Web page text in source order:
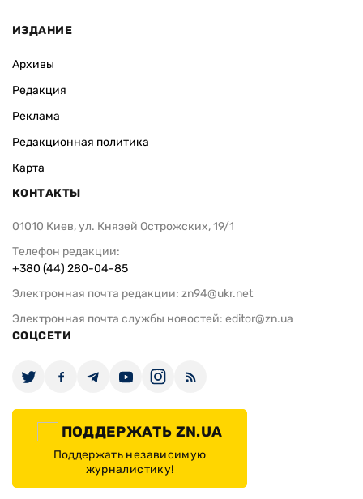
ИЗДАНИЕ
Архивы
Редакция
Реклама
Редакционная политика
Карта
КОНТАКТЫ
01010 Киев, ул. Князей Острожских, 19/1
Телефон редакции:
+380 (44) 280-04-85
Электронная почта редакции: zn94@ukr.net
Электронная почта службы новостей: editor@zn.ua
СОЦСЕТИ
ПОДДЕРЖАТЬ ZN.UA
Поддержать независимую
журналистику!